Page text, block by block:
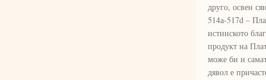
друго, освен
514a-517d –
истинското
продукт на
може би и
дявол е